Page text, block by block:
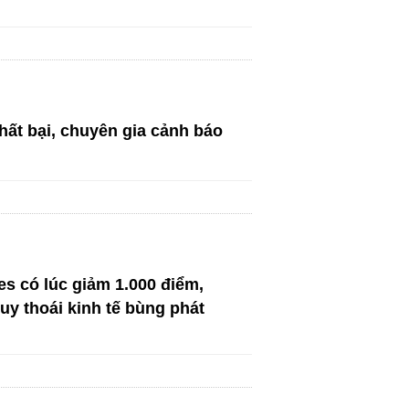
bại, chuyên gia cảnh báo
có lúc giảm 1.000 điểm,
thoái kinh tế bùng phát